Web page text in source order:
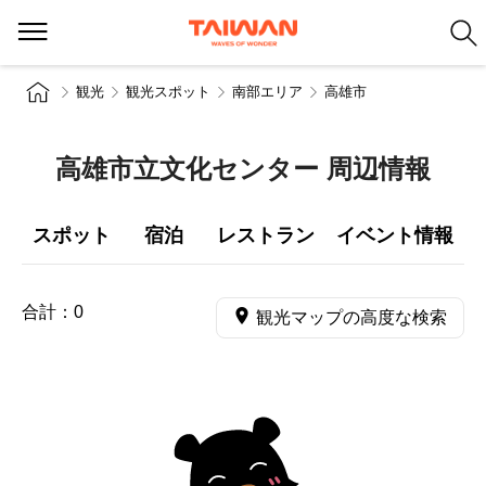
観光 観光スポット 南部エリア 高雄市
高雄市立文化センター 周辺情報
スポット 宿泊 レストラン イベント情報
合計： 0 観光マップの高度な検索